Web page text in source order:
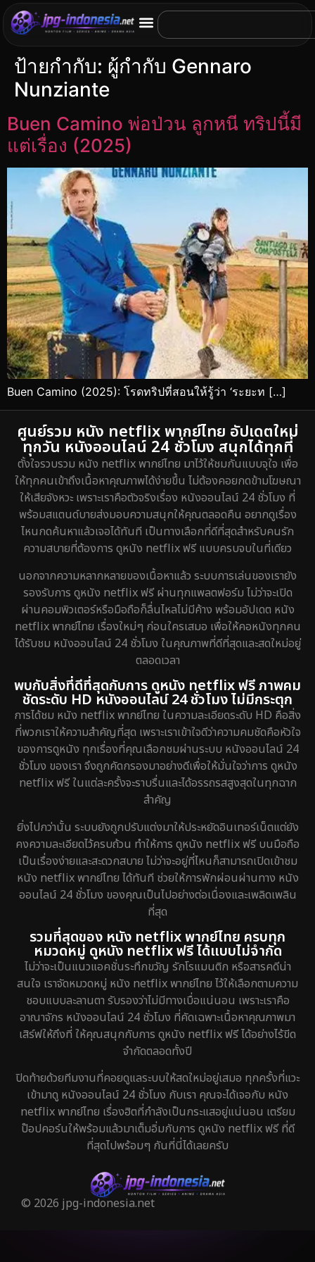
ป้ายกำกับ: ผู้กำกับ Gennaro
Nunziante
Buen Camino พ่อป่วน ลูกหนี ทริปนี้มี
แต่เรื่อง (2025)
Buen Camino (2025): โรดทริปที่สอนให้รู้ว่า ‘ระยะท […]
ศูนย์รวม หนัง netflix พากย์ไทย อัปเดตใหม่
ทุกวัน หนังออนไลน์ 24 ชั่วโมง สนุกได้ทุกที่
ตั้งใจรวบรวม หนัง netflix พากย์ไทย มาไว้ให้ชมกันแบบจุใจ เพื่อ
ให้ทุกคนเข้าถึงเนื้อหาคุณภาพได้ง่ายขึ้น ไม่ต้องคอยกดข้ามโฆษณา
ให้เสียจังหวะ เพราะเราคือตัวจริงเรื่อง หนังออนไลน์ 24 ชั่วโมง ที่
พร้อมสแตนด์บายส่งมอบความสนุกให้คุณตลอดคืน อยากดูเรื่อง
ไหนกดค้นหาแล้วเจอได้ทันที เป็นทางเลือกที่ดีที่สุดสำหรับคนรัก
ความสบายที่ต้องการ ดูหนัง netflix ฟรี แบบครบจบในที่เดียว
นอกจากความหลากหลายของเนื้อหาแล้ว ระบบการเล่นของเรายัง
รองรับการ ดูหนัง netflix ฟรี ผ่านทุกแพลตฟอร์ม ไม่ว่าจะเปิด
ผ่านคอมพิวเตอร์หรือมือถือก็ลื่นไหลไม่มีค้าง พร้อมอัปเดต หนัง
netflix พากย์ไทย เรื่องใหม่ๆ ก่อนใครเสมอ เพื่อให้คอหนังทุกคน
ได้รับชม หนังออนไลน์ 24 ชั่วโมง ในคุณภาพที่ดีที่สุดและสดใหม่อยู่
ตลอดเวลา
พบกับสิ่งที่ดีที่สุดกับการ ดูหนัง netflix ฟรี ภาพคม
ชัดระดับ HD หนังออนไลน์ 24 ชั่วโมง ไม่มีกระตุก
การได้ชม หนัง netflix พากย์ไทย ในความละเอียดระดับ HD คือสิ่ง
ที่พวกเราให้ความสำคัญที่สุด เพราะเราเข้าใจดีว่าความคมชัดคือหัวใจ
ของการดูหนัง ทุกเรื่องที่คุณเลือกชมผ่านระบบ หนังออนไลน์ 24
ชั่วโมง ของเรา จึงถูกคัดกรองมาอย่างดีเพื่อให้มั่นใจว่าการ ดูหนัง
netflix ฟรี ในแต่ละครั้งจะราบรื่นและได้อรรถรสสูงสุดในทุกฉาก
สำคัญ
ยิ่งไปกว่านั้น ระบบยังถูกปรับแต่งมาให้ประหยัดอินเทอร์เน็ตแต่ยัง
คงความละเอียดไว้ครบถ้วน ทำให้การ ดูหนัง netflix ฟรี บนมือถือ
เป็นเรื่องง่ายและสะดวกสบาย ไม่ว่าจะอยู่ที่ไหนก็สามารถเปิดเข้าชม
หนัง netflix พากย์ไทย ได้ทันที ช่วยให้การพักผ่อนผ่านทาง หนัง
ออนไลน์ 24 ชั่วโมง ของคุณเป็นไปอย่างต่อเนื่องและเพลิดเพลิน
ที่สุด
รวมที่สุดของ หนัง netflix พากย์ไทย ครบทุก
หมวดหมู่ ดูหนัง netflix ฟรี ได้แบบไม่จำกัด
ไม่ว่าจะเป็นแนวแอคชั่นระทึกขวัญ รักโรแมนติก หรือสารคดีน่า
สนใจ เราจัดหมวดหมู่ หนัง netflix พากย์ไทย ไว้ให้เลือกตามความ
ชอบแบบละลานตา รับรองว่าไม่มีทางเบื่อแน่นอน เพราะเราคือ
อาณาจักร หนังออนไลน์ 24 ชั่วโมง ที่คัดเฉพาะเนื้อหาคุณภาพมา
เสิร์ฟให้ถึงที่ ให้คุณสนุกกับการ ดูหนัง netflix ฟรี ได้อย่างไร้ขีด
จำกัดตลอดทั้งปี
ปิดท้ายด้วยทีมงานที่คอยดูแลระบบให้สดใหม่อยู่เสมอ ทุกครั้งที่แวะ
เข้ามาดู หนังออนไลน์ 24 ชั่วโมง กับเรา คุณจะได้เจอกับ หนัง
netflix พากย์ไทย เรื่องฮิตที่กำลังเป็นกระแสอยู่แน่นอน เตรียม
ป๊อปคอร์นให้พร้อมแล้วมาเต็มอิ่มกับการ ดูหนัง netflix ฟรี ที่ดี
ที่สุดไปพร้อมๆ กันที่นี่ได้เลยครับ
© 2026 jpg-indonesia.net